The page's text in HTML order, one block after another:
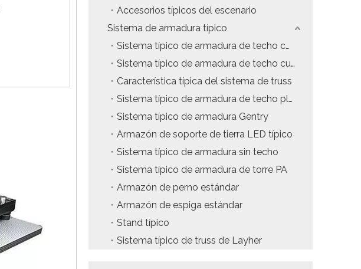
Accesorios típicos del escenario
Sistema de armadura típico
Sistema típico de armadura de techo con estructura en A
Sistema típico de armadura de techo curvo
Característica típica del sistema de truss
Sistema típico de armadura de techo plano
Sistema típico de armadura Gentry
Armazón de soporte de tierra LED típico
Sistema típico de armadura sin techo
Sistema típico de armadura de torre PA
Armazón de perno estándar
Armazón de espiga estándar
Stand típico
Sistema típico de truss de Layher